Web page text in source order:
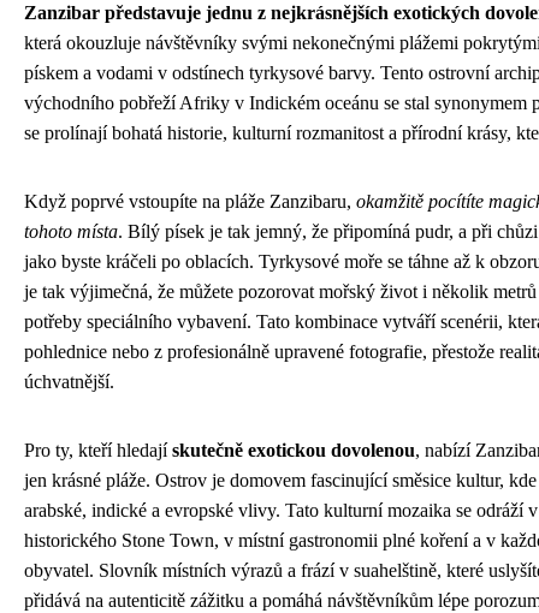
Zanzibar představuje jednu z nejkrásnějších exotických
která okouzluje návštěvníky svými nekonečnými plážemi
pískem a vodami v odstínech tyrkysové barvy. Tento ostrovní
východního pobřeží Afriky v Indickém oceánu se stal synonymem
se prolínají bohatá historie, kulturní rozmanitost a přírodní krásy,
Když poprvé vstoupíte na pláže Zanzibaru, okamžitě pocítíte
tohoto místa. Bílý písek je tak jemný, že připomíná pudr, a při
jako byste kráčeli po oblacích. Tyrkysové moře se táhne až k
je tak výjimečná, že můžete pozorovat mořský život i několik
potřeby speciálního vybavení. Tato kombinace vytváří scenérii,
pohlednice nebo z profesionálně upravené fotografie, přestože
úchvatnější.
Pro ty, kteří hledajískutečně exotickou dovolenou, nabízí
jen krásné pláže. Ostrov je domovem fascinující směsice kultur,
arabské, indické a evropské vlivy. Tato kulturní mozaika se odráží
historického Stone Town, v místní gastronomii plné koření a v
obyvatel. Slovník místních výrazů a frází v suahelštině, které
přidává na autenticitě zážitku a pomáhá návštěvníkům lépe